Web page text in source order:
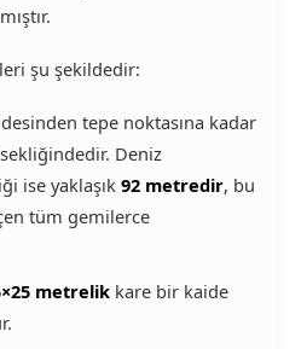
şu şekildedir:
tepe noktasına kadar
Deniz
ise yaklaşık 92 metredir, bu
tüm gemilerce
metrelik kare bir kaide